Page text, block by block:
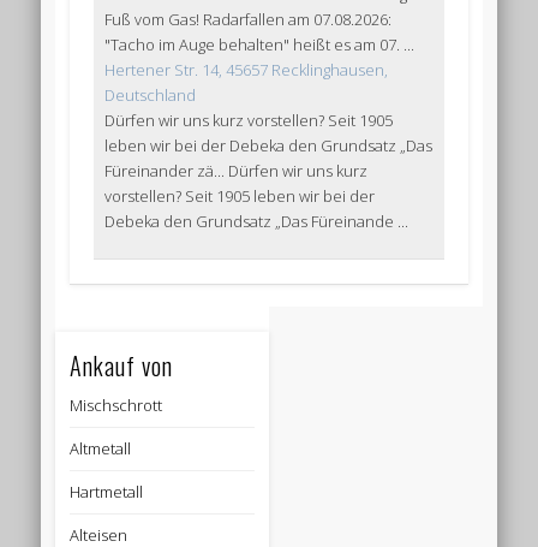
Fuß vom Gas! Radarfallen am 07.08.2026:
"Tacho im Auge behalten" heißt es am 07. ...
Hertener Str. 14, 45657 Recklinghausen,
Deutschland
Dürfen wir uns kurz vorstellen? Seit 1905
leben wir bei der Debeka den Grundsatz „Das
Füreinander zä... Dürfen wir uns kurz
vorstellen? Seit 1905 leben wir bei der
Debeka den Grundsatz „Das Füreinande ...
Ankauf von
Mischschrott
Altmetall
Hartmetall
Alteisen